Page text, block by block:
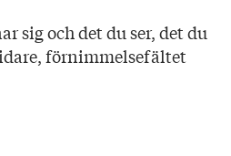
sig och det du ser, det du
förnimmelsefältet